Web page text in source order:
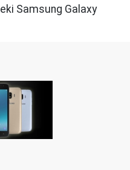
Samsung Galaxy